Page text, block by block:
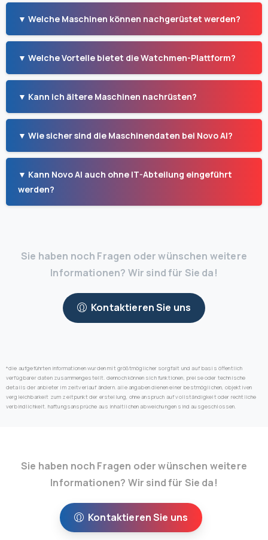
▼ Welche Maschinen können nachgerüstet werden?
▼ Welche Vorteile bietet die Watchmen-Plattform?
▼ Kann ich ältere Maschinen nachrüsten?
▼ Wie sicher sind die Maschinendaten bei Novo AI?
▼ Kann Novo AI auch ohne IT-Abteilung eingeführt
werden?
Sie haben noch Fragen oder wünschen weitere
Informationen? Wir sind für Sie da!
Kontaktieren Sie uns
*die aufgeführten informationen wurden mit größtmöglicher sorgfalt und auf basis öffentlich
verfügbarer daten zusammengestellt. dennoch können sich funktionen, preise oder technische
details der anbieter im zeitverlauf ändern. alle angaben dienen einer bestmöglichen, objektiven
vergleichbarkeit zum zeitpunkt der erstellung, ohne anspruch auf vollständigkeit oder rechtliche
verbindlichkeit. haftungsansprüche aus inhaltlichen abweichungen sind ausgeschlossen.
Sie haben noch Fragen oder wünschen weitere
Informationen? Wir sind für Sie da!
Kontaktieren Sie uns